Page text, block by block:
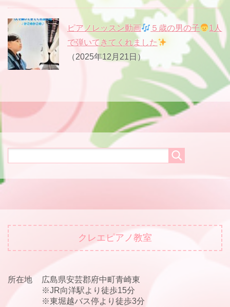
ピアノレッスン動画 ５歳の男の子
1人
で弾いてきてくれました
（2025年12月21日）
クレエピアノ教室
所在地
広島県安芸郡府中町青崎東
※JR向洋駅より徒歩15分
※東堀越バス停より徒歩3分